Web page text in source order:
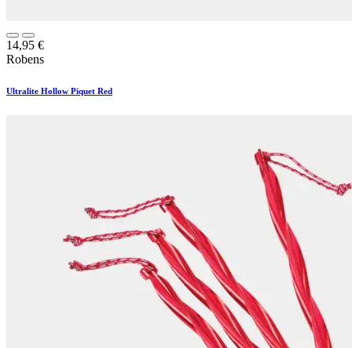
14,95 €
Robens
Ultralite Hollow Piquet Red